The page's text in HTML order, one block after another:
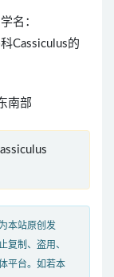
名：
Cassiculus的
南部
本站原创发
复制、盗用、
平台。如若本